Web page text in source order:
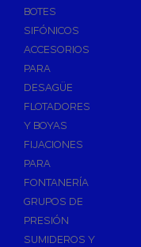
BOTES
SIFÓNICOS
ACCESORIOS
PARA
DESAGÜE
FLOTADORES
Y BOYAS
FIJACIONES
PARA
FONTANERÍA
GRUPOS DE
PRESIÓN
SUMIDEROS Y